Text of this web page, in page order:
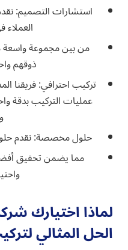
استشارات التصميم:
من بين مجموعة واسعة
ذوقهم
تركيب احترافي: فريقنا
عمليات التركيب بدقة
حلول مخصصة: نقدم
مما يضمن تحقيق
لماذا اختيارك
الحل المثالي